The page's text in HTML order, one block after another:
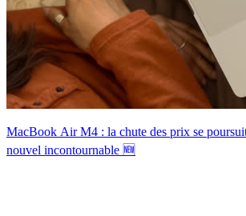
MacBook Air M4 : la chute des prix se
nouvel incontournable 🆕